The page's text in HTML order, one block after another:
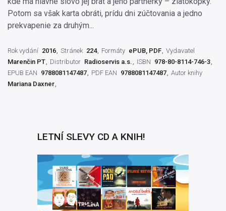
Potom sa však karta obráti, prídu dni zúčtovania a jedno
prekvapenie za druhým...
Rok vydání 2016 Stránek 224 Formáty ePUB, PDF Vydavatel
Marenčin PT
Distributor Radioservis a.s. ISBN 978-80-8114-746-3
EPUB EAN 9788081147487 PDF EAN 9788081147487 Autor knihy
Mariana Daxner
LETNÍ SLEVY CD A KNIH!